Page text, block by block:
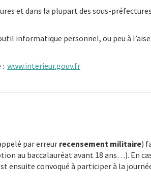
et dans la plupart des sous-
informatique personnel, ou peu à
www.interieur.gouv.fr
par erreur recensement militaire)
au baccalauréat avant 18 ans…). En
ensuite convoqué à participer à la